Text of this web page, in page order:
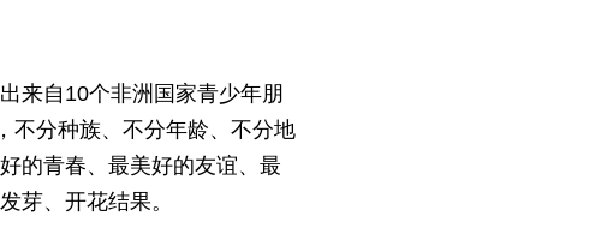
来自10个非洲国家青少年朋
不分种族、不分年龄、不分地
的青春、最美好的友谊、最
芽、开花结果。